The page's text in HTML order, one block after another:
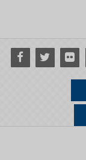
Facebook
Twitter Flickr